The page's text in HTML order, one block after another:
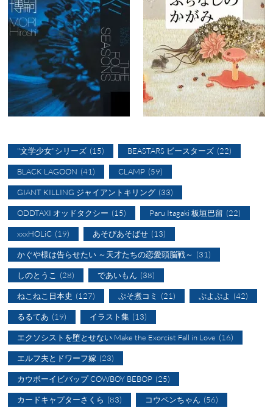
"文学少女"シリーズ (15) BEASTARS ビースターズ (22)
BLACK LAGOON (41) CLAMP (59)
GIANT KILLING ジャイアントキリング (33)
ODDTAXI オッドタクシー (15) Paru Itagaki 板垣巴留 (22)
xxxHOLiC (19) あそびあそばせ (13)
かぐや様は告らせたい ～天才たちの恋愛頭脳戦～ (31)
しのとうこ (28) であいもん (38)
ねこねこ日本史 (127) ぷそ煮コミ (21) ぷよぷよ (42)
るるてあ (19) イラスト集 (13)
エクソシストを堕とせない Make the Exorcist Fall in Love (16)
エルフ夫とドワーフ嫁 (23)
カウボーイビバップ COWBOY BEBOP (25)
カードキャプターさくら (83) コウペンちゃん (56)